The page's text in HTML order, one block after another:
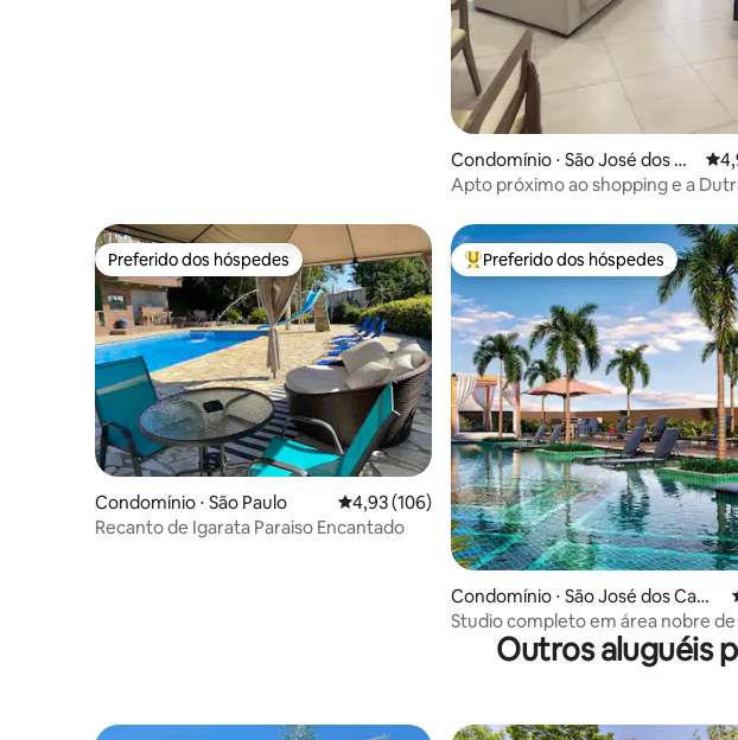
Condomínio ⋅ São José dos Ca
mpos
Apto próximo ao shopping e a
Preferido dos hóspedes
Preferido dos hóspedes
Condomínio ⋅ São Paulo 4,93 de uma avaliação média de 5, 106 avaliações
4,93 (106)
Recanto de Igarata Paraiso Encantado
Entre os melhores preferidos dos
Preferido dos hóspedes
Condomínio ⋅ São José dos Cam
pos
Studio completo em área nobre de
Outros aluguéis